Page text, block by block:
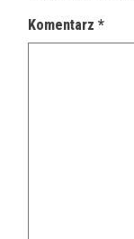
Komentarz*